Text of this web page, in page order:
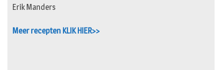
Erik Manders
Meer recepten KLIK HIER>>